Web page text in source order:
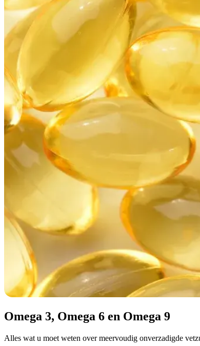
Omega 3, Omega 6 en Omega 9
Alles wat u moet weten over meervoudig onverzadigde